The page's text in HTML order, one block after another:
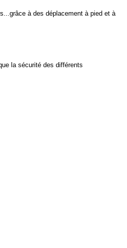
à des déplacement à pied et à
la sécurité des différents